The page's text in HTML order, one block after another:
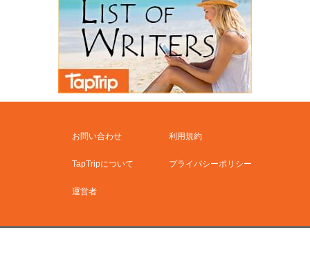
お問い合わせ 利用規約
TapTripについて プライバシーポリシー
運営者